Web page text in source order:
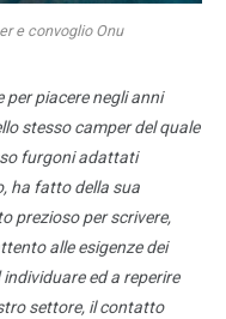
e convoglio Onu
per piacere negli anni
stesso camper del quale
furgoni adattati
ha fatto della sua
prezioso per scrivere,
alle esigenze dei
ed a reperire
settore, il contatto